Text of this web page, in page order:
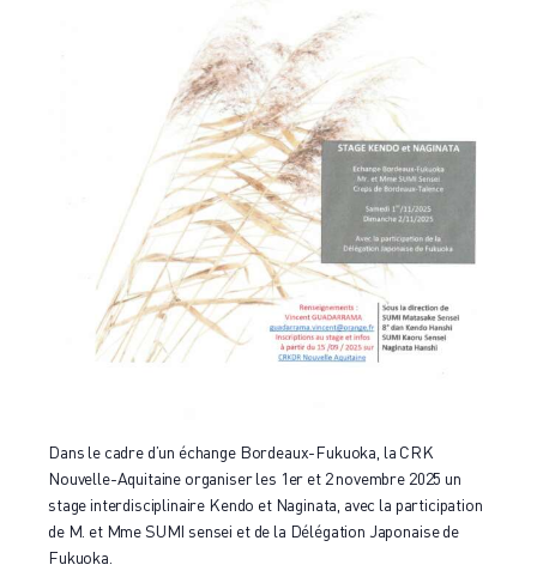
Dans le cadre d’un échange Bordeaux-Fukuoka, la CRK
Nouvelle-Aquitaine organiser les 1er et 2 novembre 2025 un
stage interdisciplinaire Kendo et Naginata, avec la participation
de M. et Mme SUMI sensei et de la Délégation Japonaise de
Fukuoka.